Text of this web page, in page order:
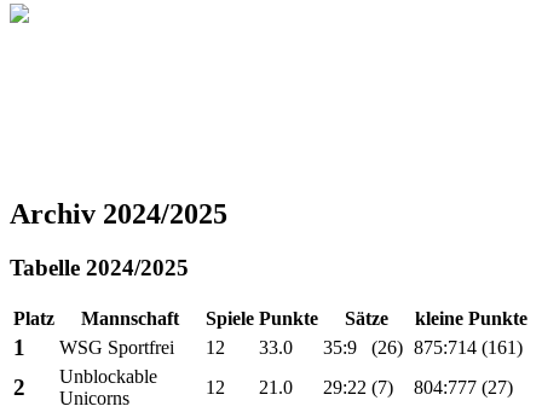
Archiv 2024/2025
Tabelle 2024/2025
Platz Mannschaft Spiele Punkte Sätze kleine Punkte
1 WSG Sportfrei 12 33.0 35:9 (26) 875:714 (161)
2
Unblockable
Unicorns
12 21.0 29:22 (7) 804:777 (27)